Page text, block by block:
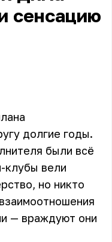
сенсацию
долгие годы.
были всё
клубы вели
но никто
— враждуют они